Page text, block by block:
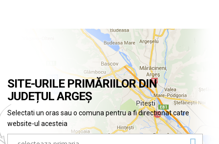
SITE-URILE PRIMĂRIILOR DIN
JUDEȚUL ARGEȘ
Selectati un oras sau o comuna pentru a fi directionat catre
website-ul acesteia